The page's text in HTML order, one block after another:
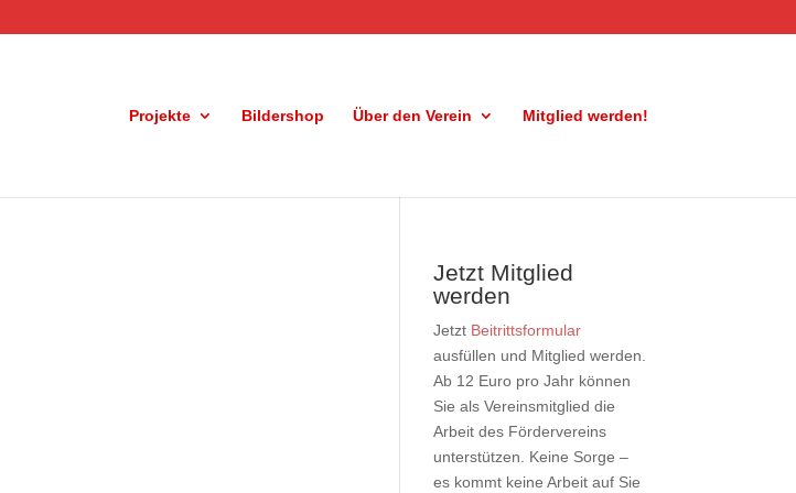
Projekte Bildershop Über den Verein Mitglied werden!
Jetzt Mitglied
werden
Jetzt Beitrittsformular
ausfüllen und Mitglied werden.
Ab 12 Euro pro Jahr können
Sie als Vereinsmitglied die
Arbeit des Fördervereins
unterstützen. Keine Sorge –
es kommt keine Arbeit auf Sie